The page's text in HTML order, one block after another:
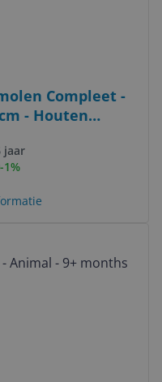
Compleet -
- Houten
jaar
-1%